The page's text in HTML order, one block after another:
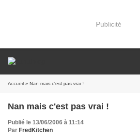
Publicité
Accueil » Nan mais c'est pas vrai !
Nan mais c'est pas vrai !
Publié le 13/06/2006 à 11:14
Par FredKitchen